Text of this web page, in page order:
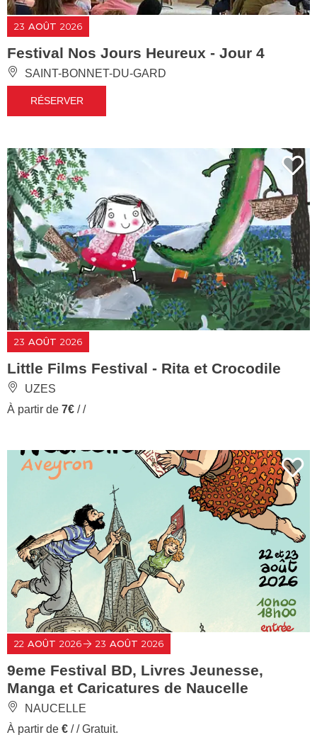
23 AOÛT 2026
Festival Nos Jours Heureux - Jour 4
SAINT-BONNET-DU-GARD
RÉSERVER
23 AOÛT 2026
Little Films Festival - Rita et Crocodile
UZES
À partir de 7€ / /
22 AOÛT 2026 23 AOÛT 2026
9eme Festival BD, Livres Jeunesse,
Manga et Caricatures de Naucelle
NAUCELLE
À partir de € / / Gratuit.